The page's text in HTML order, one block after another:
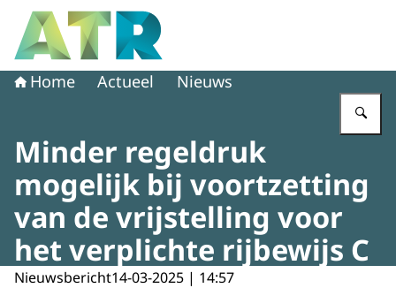
Naar de homepage van Adviescollege toetsing regeldruk
Home Actueel Nieuws
Minder regeldruk
mogelijk bij voortzetting
van de vrijstelling voor
het verplichte rijbewijs C
Nieuwsbericht14-03-2025 | 14:57